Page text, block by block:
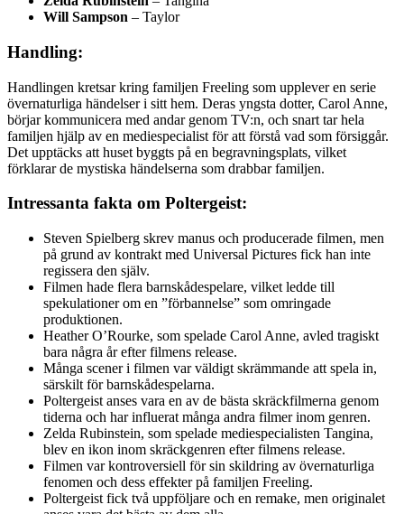
Will Sampson – Taylor
Handling:
Handlingen kretsar kring familjen Freeling som upplever en serie
övernaturliga händelser i sitt hem. Deras yngsta dotter, Carol Anne,
börjar kommunicera med andar genom TV:n, och snart tar hela
familjen hjälp av en mediespecialist för att förstå vad som försiggår.
Det upptäcks att huset byggts på en begravningsplats, vilket
förklarar de mystiska händelserna som drabbar familjen.
Intressanta fakta om Poltergeist:
Steven Spielberg skrev manus och producerade filmen, men
på grund av kontrakt med Universal Pictures fick han inte
regissera den själv.
Filmen hade flera barnskådespelare, vilket ledde till
spekulationer om en ”förbannelse” som omringade
produktionen.
Heather O’Rourke, som spelade Carol Anne, avled tragiskt
bara några år efter filmens release.
Många scener i filmen var väldigt skrämmande att spela in,
särskilt för barnskådespelarna.
Poltergeist anses vara en av de bästa skräckfilmerna genom
tiderna och har influerat många andra filmer inom genren.
Zelda Rubinstein, som spelade mediespecialisten Tangina,
blev en ikon inom skräckgenren efter filmens release.
Filmen var kontroversiell för sin skildring av övernaturliga
fenomen och dess effekter på familjen Freeling.
Poltergeist fick två uppföljare och en remake, men originalet